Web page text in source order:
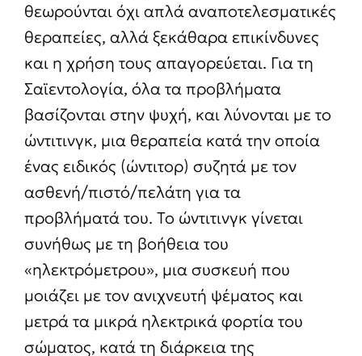
θεωρούνται όχι απλά αναποτελεσματικές
θεραπείες, αλλά ξεκάθαρα επικίνδυνες
και η χρήση τους απαγορεύεται. Για τη
Σαϊεντολογία, όλα τα προβλήματα
βασίζονται στην ψυχή, και λύνονται με το
ώντιτινγκ, μια θεραπεία κατά την οποία
ένας ειδικός (ώντιτορ) συζητά με τον
ασθενή/πιστό/πελάτη για τα
προβλήματά του. Το ώντιτινγκ γίνεται
συνήθως με τη βοήθεια του
«ηλεκτρόμετρου», μια συσκευή που
μοιάζει με τον ανιχνευτή ψέματος και
μετρά τα μικρά ηλεκτρικά φορτία του
σώματος, κατά τη διάρκεια της